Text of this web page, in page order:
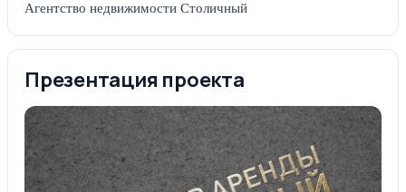
Агентство недвижимости Столичный
Презентация проекта